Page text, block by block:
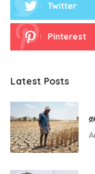
Twitter
Pinterest
Latest Posts